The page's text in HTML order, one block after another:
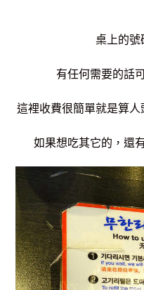
桌上的號
有任何需要的話
這裡收費很簡單就是算人
如果想吃其它的，還